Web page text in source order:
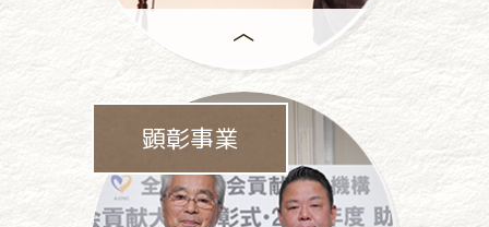
パチンコ・
パチスロ業界をあげて
取り組んでいます。
顕彰事業